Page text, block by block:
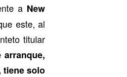
a New
este, al
titular
tiene solo